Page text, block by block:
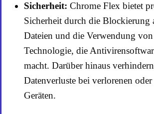
Sicherheit: Chrome Flex bietet
Sicherheit durch die Blockierung
Dateien und die Verwendung
Technologie, die
macht. Darüber hinaus
Datenverluste bei verlorenen oder
Geräten.